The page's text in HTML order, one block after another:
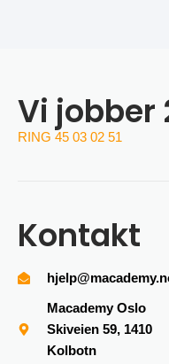
Vi jobber
RING 45 03 02 51
Kontakt
Macademy Oslo
Skiveien 59, 1410
Kolbotn